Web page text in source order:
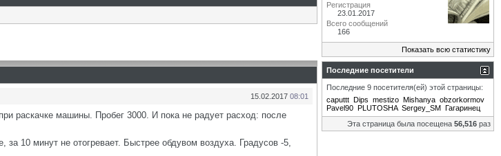
15.02.2017 08:01
раскачке машины. Пробег 3000. И пока не радует расход: после
10 минут не отогревает. Быстрее обдувом воздуха. Градусов -5,
Регистрация
23.01.2017
Всего сообщений
166
Показать всю статистику
Последние посетители
Последние 9 посетителя(ей) этой страницы:
caputtt Dips mestizo Mishanya obzorkormov
Pavel90 PLUTOSHA Sergey_SM Гагаринец
Эта страница была посещена 56,516 раз